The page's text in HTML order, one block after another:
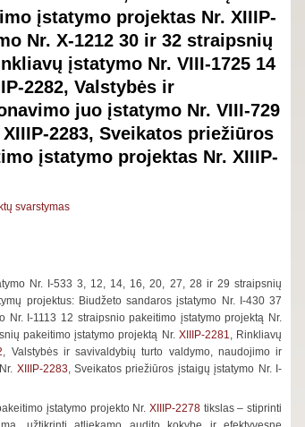
įstatymo projektas Nr. XIIIP-
Nr. X-1212 30 ir 32 straipsnių
įstatymo Nr. VIII-1725 14
2282, Valstybės ir
juo įstatymo Nr. VIII-729
2283, Sveikatos priežiūros
įstatymo projektas Nr. XIIIP-
svarstymas
Nr. I-533 3, 12, 14, 16, 20, 27, 28 ir 29 straipsnių
projektus: Biudžeto sandaros įstatymo Nr. I-430 37
Nr. I-1113 12 straipsnio pakeitimo įstatymo projektą Nr.
pakeitimo įstatymo projektą Nr. XIIIP-2281, Rinkliavų
, Valstybės ir savivaldybių turto valdymo, naudojimo ir
XIIIP-2283, Sveikatos priežiūros įstaigų įstatymo Nr. I-
įstatymo projekto Nr. XIIIP-2278tikslas – stiprinti